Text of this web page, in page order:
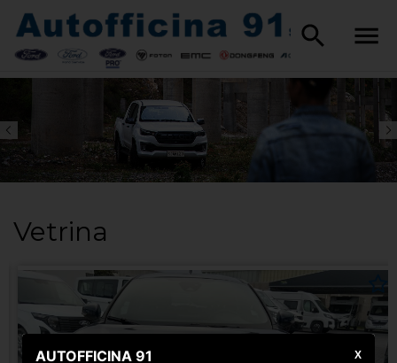
Vetrina
AUTOFFICINA 91 X